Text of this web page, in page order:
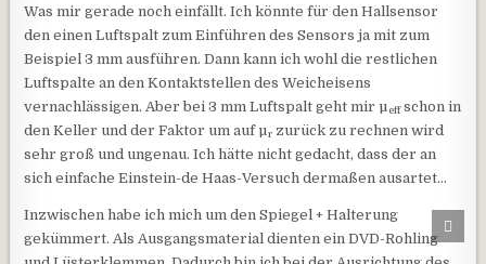
Was mir gerade noch einfällt. Ich könnte für den Hallsensor
den einen Luftspalt zum Einführen des Sensors ja mit zum
Beispiel 3 mm ausführen. Dann kann ich wohl die restlichen
Luftspalte an den Kontaktstellen des Weicheisens
vernachlässigen. Aber bei 3 mm Luftspalt geht mir µ effschon in
den Keller und der Faktor um auf µr zurück zu rechnen wird
sehr groß und ungenau. Ich hätte nicht gedacht, dass der an
sich einfache Einstein-de Haas-Versuch dermaßen ausartet…
Inzwischen habe ich mich um den Spiegel + Halterung
gekümmert. Als Ausgangsmaterial dienten ein DVD-Rohling